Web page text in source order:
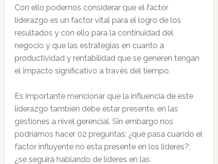
Con ello podemos considerar que el factor
liderazgo es un factor vital para el logro de los
resultados y con ello para la continuidad del
negocio y que las estrategias en cuanto a
productividad y rentabilidad que se generen tengan
el impacto significativo a través del tiempo.
Es importante mencionar que la influencia de este
liderazgo también debe estar presente, en las
gestiones a nivel gerencial. Sin embargo nos
podríamos hacer 02 preguntas: ¿qué pasa cuando el
factor influyente no esta presente en los lideres?;
¿se seguirá hablando de líderes en las